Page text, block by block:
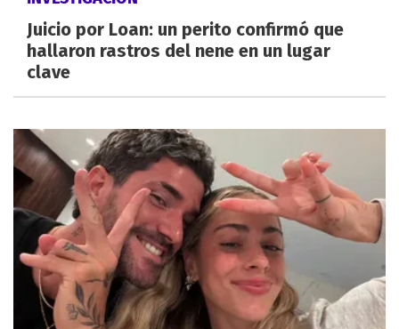
Juicio por Loan: un perito confirmó que
hallaron rastros del nene en un lugar
clave